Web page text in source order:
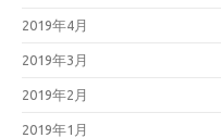
2019年4月
2019年3月
2019年2月
2019年1月